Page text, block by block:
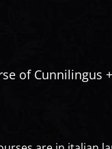
of Cunnilingus